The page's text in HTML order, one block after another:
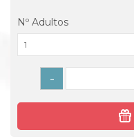
Nº Adultos
1
-